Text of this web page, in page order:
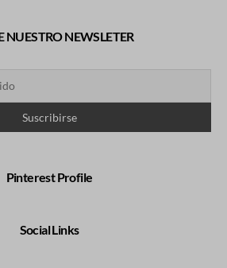
NUESTRO NEWSLETER
Pinterest Profile
Social Links